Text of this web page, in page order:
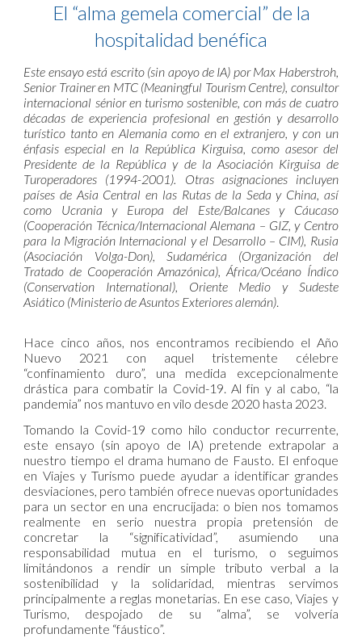
El “alma gemela comercial” de la
hospitalidad benéfica
Este ensayo está escrito (sin apoyo de IA) por Max Haberstroh,
Senior Trainer en MTC (Meaningful Tourism Centre), consultor
internacional sénior en turismo sostenible, con más de cuatro
décadas de experiencia profesional en gestión y desarrollo
turístico tanto en Alemania como en el extranjero, y con un
énfasis especial en la República Kirguisa, como asesor del
Presidente de la República y de la Asociación Kirguisa de
Turoperadores (1994-2001). Otras asignaciones incluyen
países de Asia Central en las Rutas de la Seda y China, así
como Ucrania y Europa del Este/Balcanes y Cáucaso
(Cooperación Técnica/Internacional Alemana – GIZ, y Centro
para la Migración Internacional y el Desarrollo – CIM), Rusia
(Asociación Volga-Don), Sudamérica (Organización del
Tratado de Cooperación Amazónica), África/Océano Índico
(Conservation International), Oriente Medio y Sudeste
Asiático (Ministerio de Asuntos Exteriores alemán)
Hace cinco años, nos encontramos recibiendo el Año
Nuevo 2021 con aquel tristemente célebre
“confinamiento duro”, una medida excepcionalmente
drástica para combatir la Covid-19. Al fin y al cabo, “la
pandemia” nos mantuvo en vilo desde 2020 hasta 2023.
Tomando la Covid-19 como hilo conductor recurrente,
este ensayo (sin apoyo de IA) pretende extrapolar a
nuestro tiempo el drama humano de Fausto. El enfoque
en Viajes y Turismo puede ayudar a identificar grandes
desviaciones, pero también ofrece nuevas oportunidades
para un sector en una encrucijada: o bien nos tomamos
realmente en serio nuestra propia pretensión de
concretar la “significatividad”, asumiendo una
responsabilidad mutua en el turismo, o seguimos
limitándonos a rendir un simple tributo verbal a la
sostenibilidad y la solidaridad, mientras servimos
principalmente a reglas monetarias. En ese caso, Viajes y
Turismo, despojado de su “alma”, se volvería
profundamente “fáustico”.